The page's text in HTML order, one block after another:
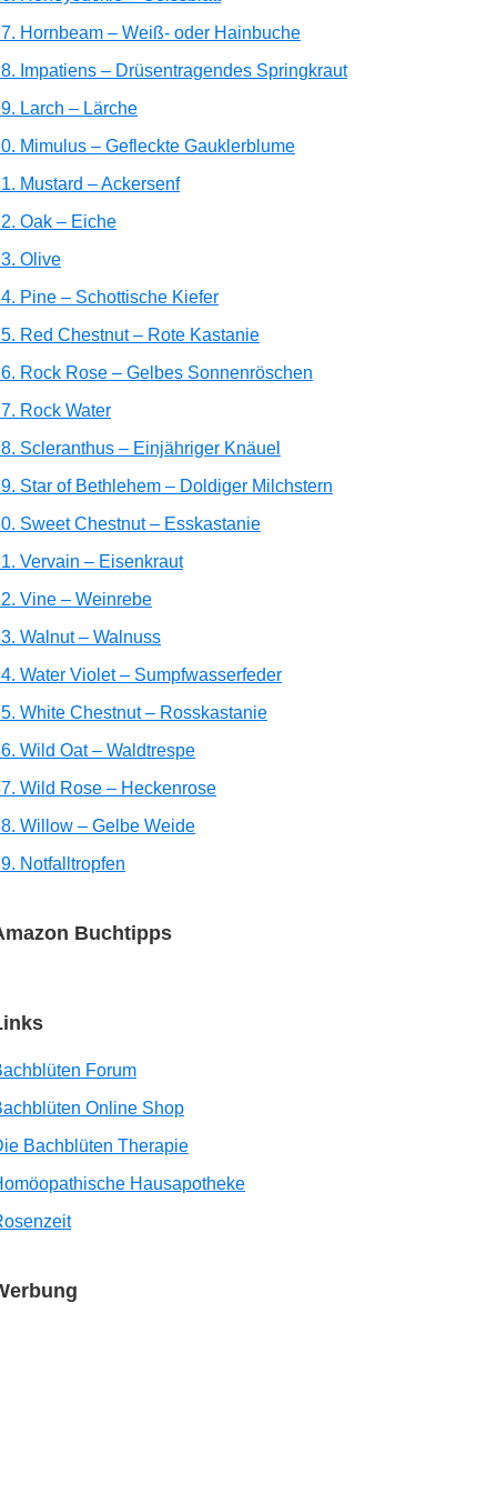
Hornbeam – Weiß- oder Hainbuche
Impatiens – Drüsentragendes Springkraut
Larch – Lärche
Mimulus – Gefleckte Gauklerblume
Mustard – Ackersenf
Oak – Eiche
Olive
Pine – Schottische Kiefer
Red Chestnut – Rote Kastanie
Rock Rose – Gelbes Sonnenröschen
Rock Water
Scleranthus – Einjähriger Knäuel
Star of Bethlehem – Doldiger Milchstern
Sweet Chestnut – Esskastanie
Vervain – Eisenkraut
Vine – Weinrebe
Walnut – Walnuss
Water Violet – Sumpfwasserfeder
White Chestnut – Rosskastanie
Wild Oat – Waldtrespe
Wild Rose – Heckenrose
Willow – Gelbe Weide
Notfalltropfen
Buchtipps
Forum
Online Shop
Bachblüten Therapie
Hausapotheke